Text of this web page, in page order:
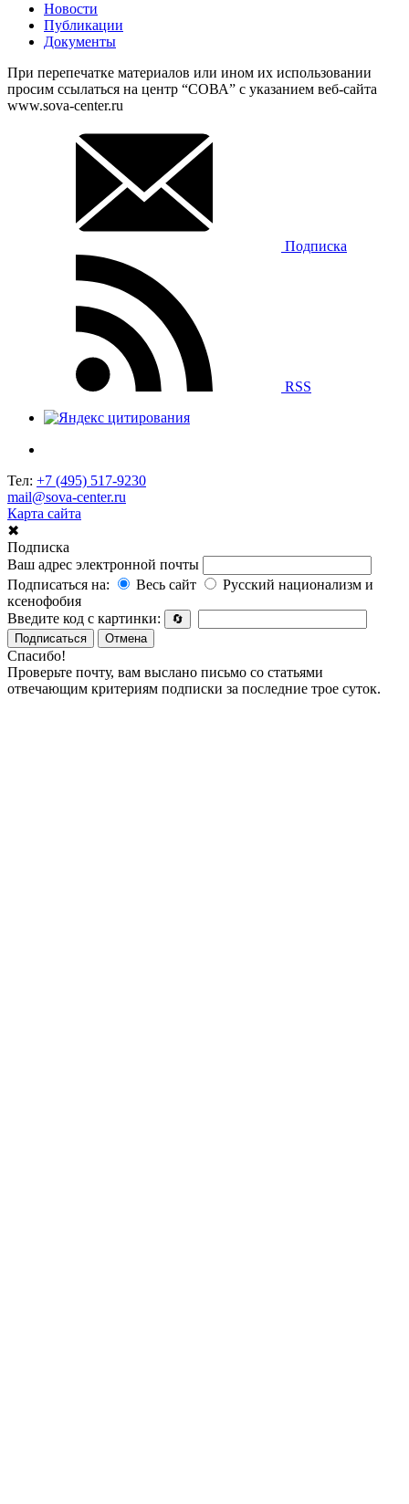
Новости
Публикации
Документы
При перепечатке материалов или ином их использовании
просим ссылаться на центр “СОВА” с указанием веб-сайта
www.sova-center.ru
Подписка
RSS
Тел: +7 (495) 517-9230
mail@sova-center.ru
Карта сайта
✖
Подписка
Ваш адрес электронной почты
Подписаться на:
Весь сайт
Русский национализм и
ксенофобия
Введите код с картинки:
🔄
Подписаться
Отмена
Спасибо!
Проверьте почту, вам выслано письмо со статьями
отвечающим критериям подписки за последние трое суток.